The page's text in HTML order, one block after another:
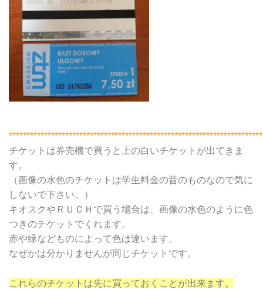
************************************************************************
チケットは券売機で買うと上の白いチケットが出てきま
す。
（画像の水色のチケットは学生料金の昔のものなので気に
しないで下さい。）
キオスクやＲＵＣＨで買う場合は、画像の水色のように色
つきのチケットでくれます。
赤や緑などものによって色は違います。
なぜかは分かりませんが同じチケットです。
これらのチケットは先に買っておくことが出来ます。